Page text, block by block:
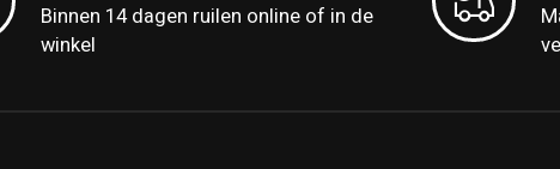
Binnen 14 dagen ruilen online of in de
winkel